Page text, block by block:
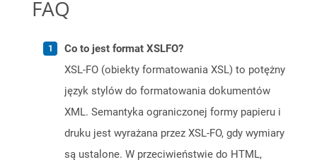
FAQ
Co to jest format XSLFO?
XSL-FO (obiekty formatowania XSL) to potężny
język stylów do formatowania dokumentów
XML. Semantyka ograniczonej formy papieru i
druku jest wyrażana przez XSL-FO, gdy wymiary
są ustalone. W przeciwieństwie do HTML,